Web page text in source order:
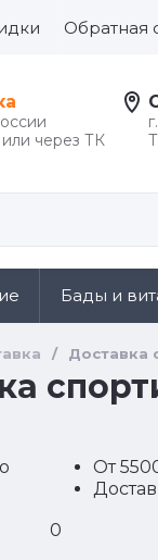
Обратная
через ТК
Бады и
/ Доставка
От
0